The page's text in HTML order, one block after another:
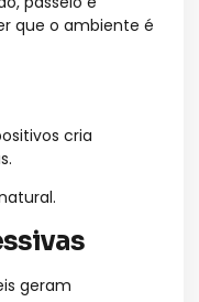
que o ambiente é
cria
geram